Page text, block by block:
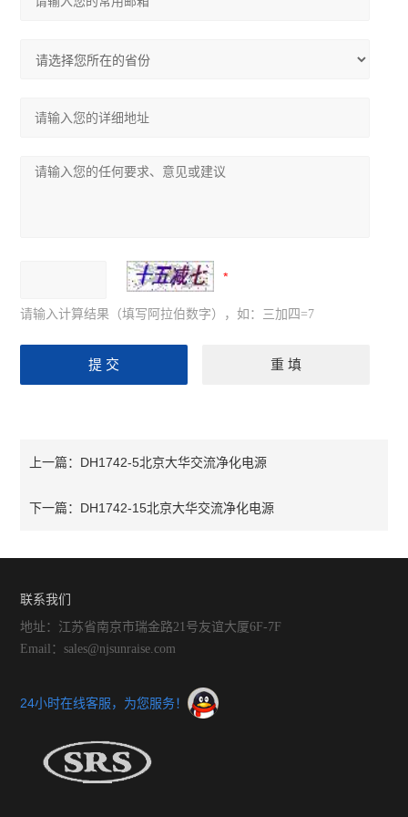
请输入计算结果（填写阿拉伯数字），如：三加四=7
上一篇： DH1742-5北京大华交流净化电源
下一篇： DH1742-15北京大华交流净化电源
联系我们
地址：江苏省南京市瑞金路21号友谊大厦6F-7F
Email：sales@njsunraise.com
24小时在线客服，为您服务！